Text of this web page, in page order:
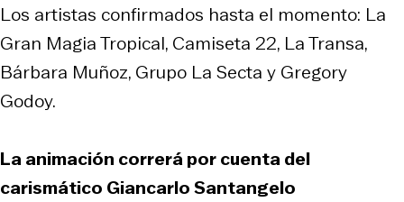
Los artistas confirmados hasta el momento: La
Gran Magia Tropical, Camiseta 22, La Transa,
Bárbara Muñoz, Grupo La Secta y Gregory
Godoy.
La animación correrá por cuenta del
carismático Giancarlo Santangelo